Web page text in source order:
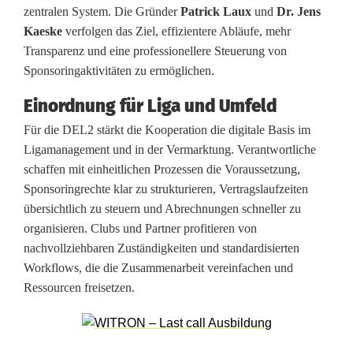
h
e
P
a
r
n
e
r
s
zentralen System. Die GründerPatrick Laux und Dr. Jens
Kaeske verfolgen das Ziel, effizientere Abläufe, mehr
Transparenz und eine professionellere Steuerung von
Sponsoringaktivitäten zu ermöglichen.
Einordnung für Liga und Umfeld
Für die DEL2 stärkt die Kooperation die digitale Basis im
Ligamanagement und in der Vermarktung. Verantwortliche
schaffen mit einheitlichen Prozessen die Voraussetzung,
Sponsoringrechte klar zu strukturieren, Vertragslaufzeiten
übersichtlich zu steuern und Abrechnungen schneller zu
organisieren. Clubs und Partner profitieren von
nachvollziehbaren Zuständigkeiten und standardisierten
Workflows, die die Zusammenarbeit vereinfachen und
Ressourcen freisetzen.